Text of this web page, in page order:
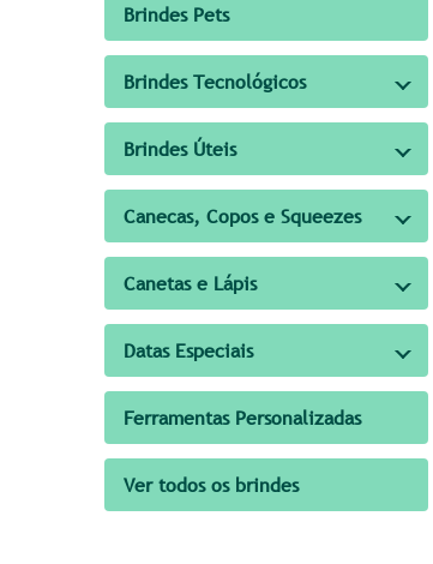
Brindes Pets
Brindes Tecnológicos
Brindes Úteis
Canecas, Copos e Squeezes
Canetas e Lápis
Datas Especiais
Ferramentas Personalizadas
Ver todos os brindes